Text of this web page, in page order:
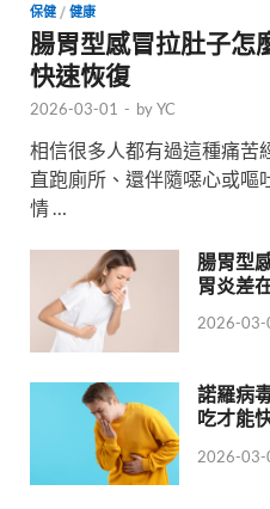
保健 / 健康
腸胃型感冒拉肚子怎
快速恢復
2026-03-01 - byYC
相信很多人都有過這種痛
直跑廁所、還伴隨噁心或嘔
情 …
腸胃型
胃炎差
2026-03-
諾羅病
吃才能
2026-03-